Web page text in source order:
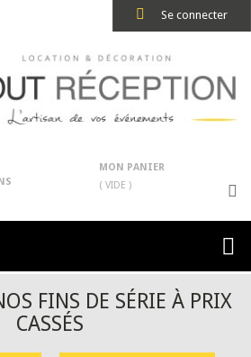
Se connecter
MON PANIER
( VIDE )
FINS DE SÉRIE À PRIX
CASSÉS